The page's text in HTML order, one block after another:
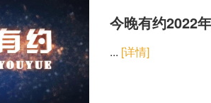
今晚有约2022
... [详情]